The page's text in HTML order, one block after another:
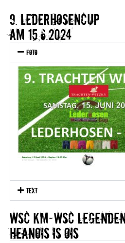
9. Lederhosencup
am 15,6.2024
Foto
text
WSC KM-WSC
heanois is ois